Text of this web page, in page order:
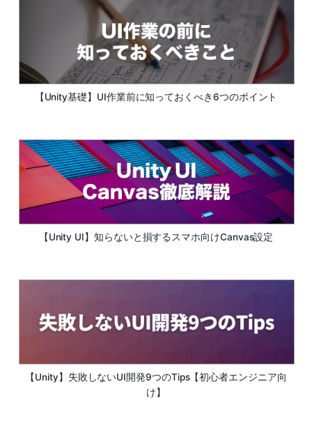
【Unity基礎】UI作業前に知っておくべき6つのポイント
【Unity UI】知らないと損するスマホ向けCanvas設定
【Unity】失敗しないUI開発9つのTips【初心者エンジニア向
け】